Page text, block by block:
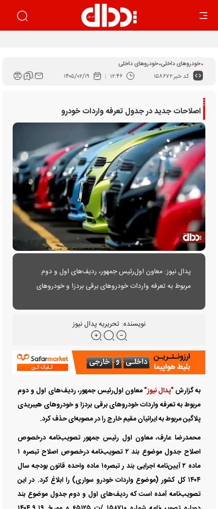
خودروهای داخلی خودروهای داخلی
کد خبر:۱۵۸۶۷۲ ۱۲:۴۶ ۱۴۰۵/۰۲/۱۹
اصلاحات جدید در جدول تعرفه واردات خودرو
پدال نیوز: معاون اول‌رئیس جمهور، ردیف‌های اول و دوم
مربوط به تعرفه واردات خودروهای برقی بردزا و خودروهای
نویسنده: تحریریه پدال نیوز
به گزارش"پدال نیوز"معاون اول‌رئیس جمهور، ردیف‌های اول و دوم
مربوط به تعرفه واردات خودروهای برقی بردزا و خودروهای هیبریدی
پلاگین مربوط به ایرانیان مقیم خارج را در مصوبه‌ای حذف کرد.
محمدرضا عارف، معاون اول رئیس جمهور تصویب‌نامه درخصوص
اصلاح جدول موضوع بند ۲ تصویب‌نامه درخصوص اصلاح تبصره ۱
ماده ۲ آیین‌نامه اجرایی بند ر تبصره۱ ماده واحده قانون بودجه سال
۱۴۰۴ کل کشور (موضوع واردات خودرو سواری) را ابلاغ کرد. در این
تصویب‌نامه آمده است که ردیف‌های اول و دوم جدول موضوع بند